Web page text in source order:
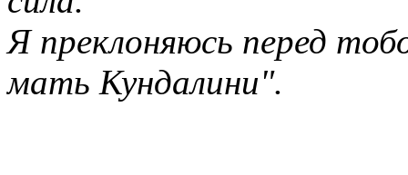
Я преклоняюсь перед
мать Кундалини".